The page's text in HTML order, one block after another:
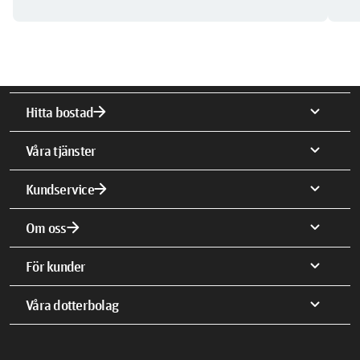
Hitta bostadarrow_forward expand_more
Våra tjänster expand_more
Kundservicearrow_forward expand_more
Om ossarrow_forward expand_more
För kunder expand_more
Våra dotterbolag expand_more